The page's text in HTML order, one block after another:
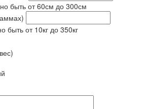
быть от 60см до 300см
быть от 10кг до 350кг